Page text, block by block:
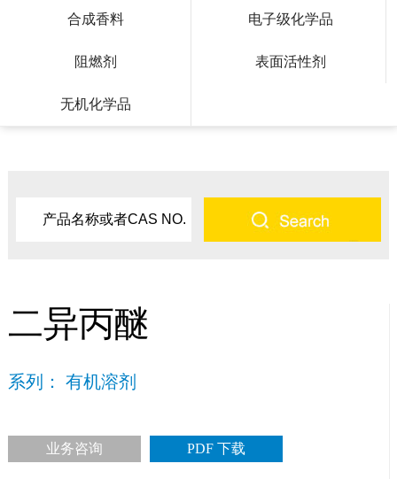
合成香料 电子级化学品
阻燃剂 表面活性剂
无机化学品
二异丙醚
系列： 有机溶剂
业务咨询 PDF 下载